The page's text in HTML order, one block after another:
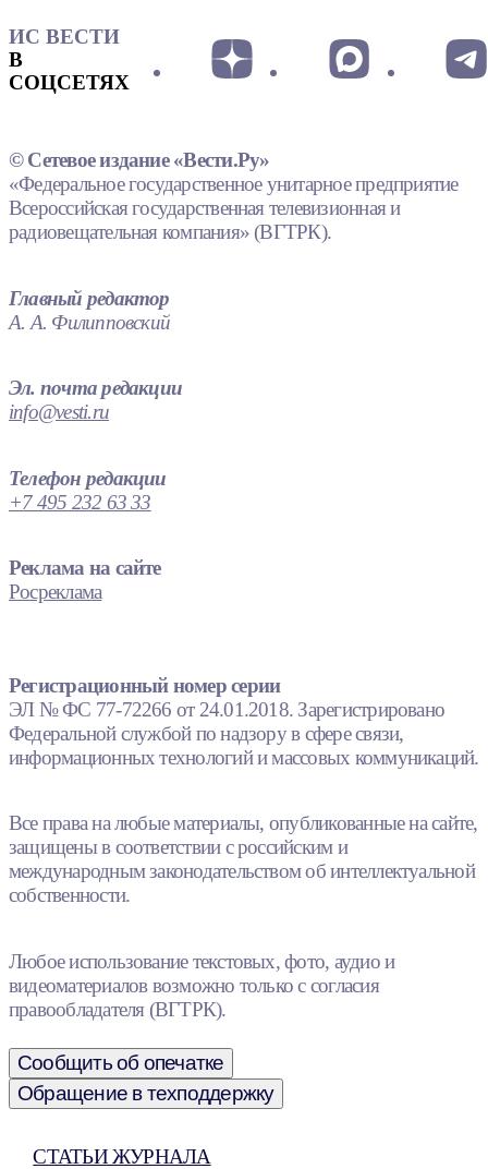
ИС ВЕСТИ
В
СОЦСЕТЯХ
© Сетевое издание «Вести.Ру»
«Федеральное государственное унитарное предприятие
Всероссийская государственная телевизионная и
радиовещательная компания» (ВГТРК).
Главный редактор
А. А. Филипповский
Эл. почта редакции
info@vesti.ru
Телефон редакции
+7 495 232 63 33
Реклама на сайте
Росреклама
Регистрационный номер серии
ЭЛ № ФС 77-72266 от 24.01.2018. Зарегистрировано
Федеральной службой по надзору в сфере связи,
информационных технологий и массовых коммуникаций.
Все права на любые материалы, опубликованные на сайте,
защищены в соответствии с российским и
международным законодательством об интеллектуальной
собственности.
Любое использование текстовых, фото, аудио и
видеоматериалов возможно только с согласия
правообладателя (ВГТРК).
Сообщить об опечатке
Обращение в техподдержку
СТАТЬИ ЖУРНАЛА